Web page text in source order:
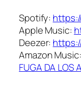
Spotify:
Apple Music:
Deezer:
Amazon Music:
FUGA DA LOS